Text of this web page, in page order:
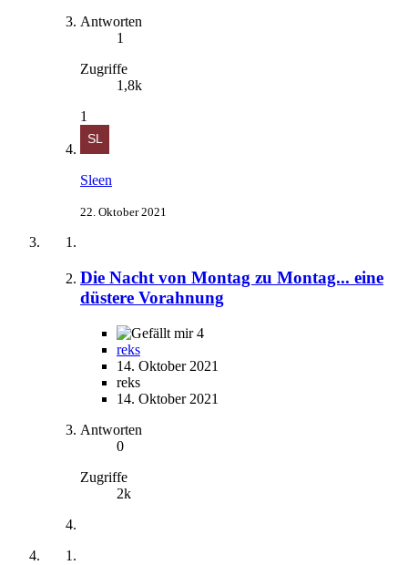
Antworten
1
Zugriffe
1,8k
1
Sleen
22. Oktober 2021
Die Nacht von Montag zu Montag... eine
düstere Vorahnung
4
reks
14. Oktober 2021
reks
14. Oktober 2021
Antworten
0
Zugriffe
2k